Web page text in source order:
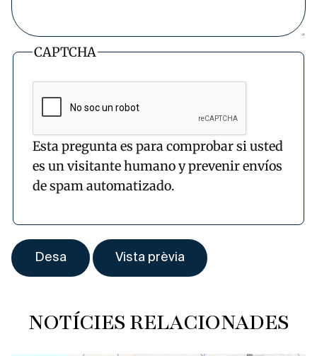
CAPTCHA
Esta pregunta es para comprobar si usted
es un visitante humano y prevenir envíos
de spam automatizado.
NOTÍCIES RELACIONADES